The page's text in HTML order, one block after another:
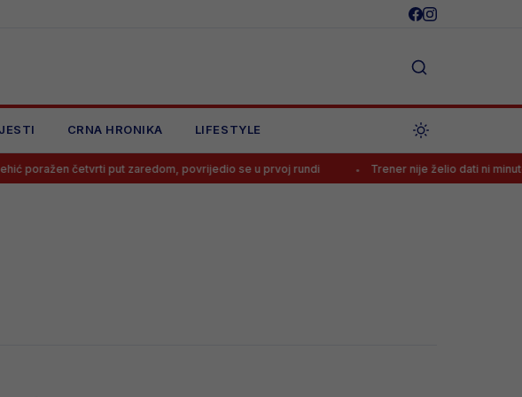
CRNA HRONIKA LIFESTYLE
poražen četvrti put zaredom, povrijedio se u prvoj rundi Trener nije želio dati ni minute